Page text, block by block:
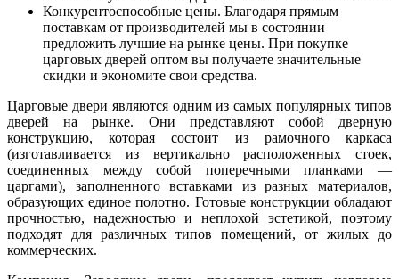
Конкурентоспособные цены. Благодаря прямым
поставкам от производителей мы в состоянии
предложить лучшие на рынке цены. При покупке
царговых дверей оптом вы получаете значительные
скидки и экономите свои средства.
Царговые двери являются одним из самых популярных типов
дверей на рынке. Они представляют собой дверную
конструкцию, которая состоит из рамочного каркаса
(изготавливается из вертикально расположенных стоек,
соединенных между собой поперечными планками —
царгами), заполненного вставками из разных материалов,
образующих единое полотно. Готовые конструкции обладают
прочностью, надежностью и неплохой эстетикой, поэтому
подходят для различных типов помещений, от жилых до
коммерческих.